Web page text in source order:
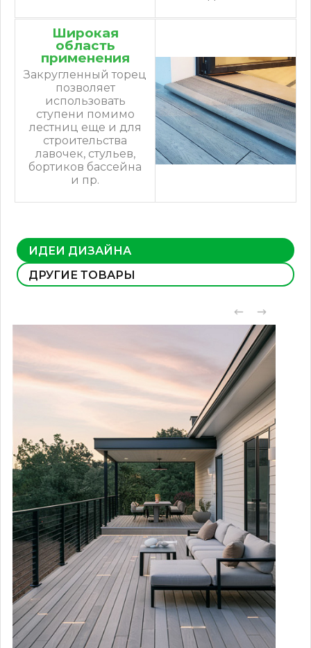
Широкая
область
применения
Закругленный торец
позволяет
использовать
ступени помимо
лестниц еще и для
строительства
лавочек, стульев,
бортиков бассейна
и пр.
ИДЕИ ДИЗАЙНА
ДРУГИЕ ТОВАРЫ